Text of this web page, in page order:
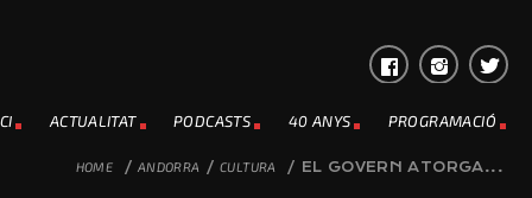
ACTUALITAT PODCASTS 40 ANYS PROGRAMACIÓ
HOME / ANDORRA / CULTURA / EL GOVERN ATORGA...